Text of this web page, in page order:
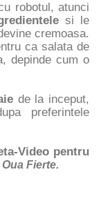
robotul, atunci
si le
cremoasa.
ca salata de
depinde cum o
de la inceput,
preferintele
Video pentru
Fierte.